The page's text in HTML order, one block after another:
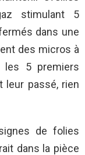
stimulant 5
dans une
des micros à
les 5 premiers
leur passé, rien
de folies
dans la pièce